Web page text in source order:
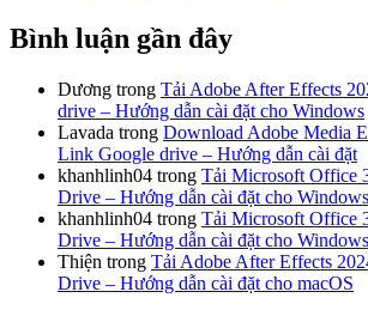
Bình luận gần đây
Dương trong Tải Adobe After Effects
drive – Hướng dẫn cài đặt cho Windows
Lavada trong Download Adobe Media
Link Google drive – Hướng dẫn cài đặt
khanhlinh04 trong Tải Microsoft Office
Drive – Hướng dẫn cài đặt cho Windows
khanhlinh04 trong Tải Microsoft Office
Drive – Hướng dẫn cài đặt cho Windows
Thiện trong Tải Adobe After Effects
Drive – Hướng dẫn cài đặt cho macOS